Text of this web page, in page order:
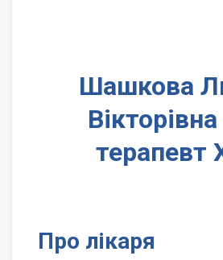
Шашкова
терапевт
Про лікаря